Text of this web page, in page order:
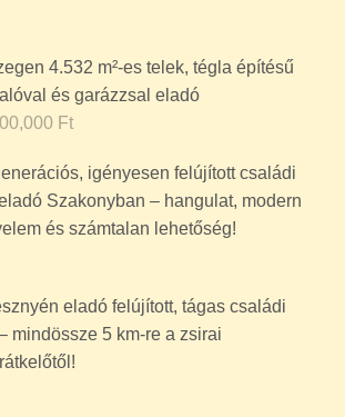
4.532 m²-es telek, tégla építésű
és garázzsal eladó
Ft
igényesen felújított családi
Szakonyban – hangulat, modern
és számtalan lehetőség!
eladó felújított, tágas családi
mindössze 5 km-re a zsirai